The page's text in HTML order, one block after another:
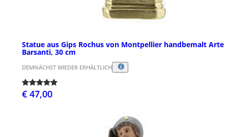
Statue aus Gips Rochus von Montpellier handbemalt Arte
Barsanti, 30 cm
DEMNÄCHST WIEDER ERHÄLTLICH
€ 47,00